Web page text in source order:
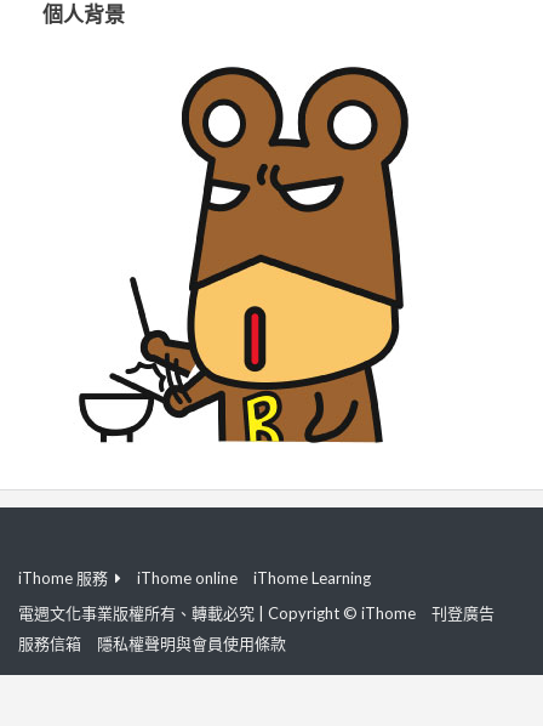
個人背景
iThome 服務 iThome online
iThome Learning
電週文化事業版權所有、轉載必究 | Copyright © iThome
刊登廣告
服務信箱
隱私權聲明與會員使用條款